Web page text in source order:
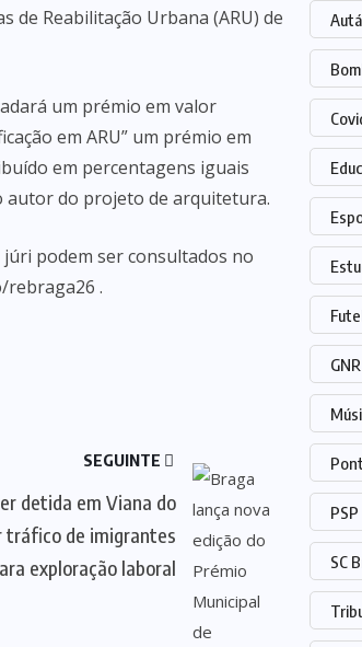
de Reabilitação Urbana (ARU) de
um prémio em valor
em ARU” um prémio em
em percentagens iguais
do projeto de arquitetura.
podem ser consultados no
rebraga26 .
SEGUINTE
detida em Viana do
tráfico de imigrantes
exploração laboral
GNR
PSP
SC